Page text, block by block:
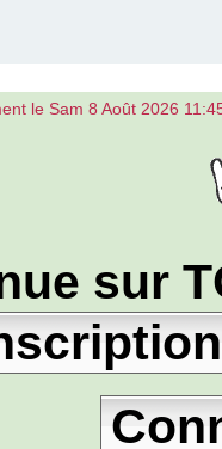
le Sam 8 Août 2026
sur